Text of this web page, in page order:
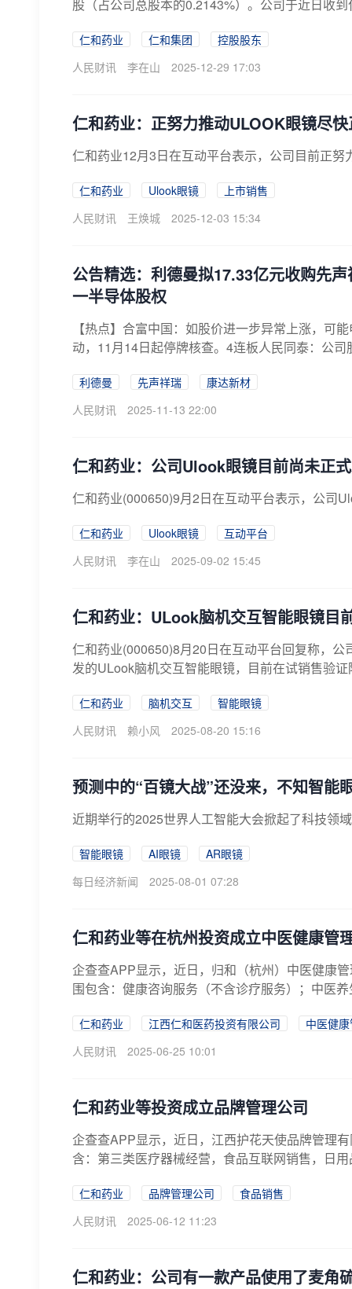
股（占公司总股本的0.2143%）。公司于近日收
仁和药业 仁和集团
控股股东
人民财讯
李在山 2025-12-29 17:03
仁和药业：正努力推动ULOOK眼镜尽
仁和药业12月3日在互动平台表示，公司目前正
仁和药业 Ulook眼镜
上市销售
人民财讯
王焕城 2025-12-03 15:34
公告精选：利德曼拟17.33亿元收购先
一半导体股权
【热点】合富中国：如股价进一步异常上涨，可
动，11月14日起停牌核查。4连板人民同泰：公
利德曼 先声祥瑞
康达新材
人民财讯
2025-11-13 22:00
仁和药业：公司Ulook眼镜目前尚未正
仁和药业(000650)9月2日在互动平台表示，公司
仁和药业 Ulook眼镜
互动平台
人民财讯
李在山 2025-09-02 15:45
仁和药业：ULook脑机交互智能眼镜目
仁和药业(000650)8月20日在互动平台回复称，
发的ULook脑机交互智能眼镜，目前在试销售验
仁和药业 脑机交互
智能眼镜
人民财讯
赖小风 2025-08-20 15:16
预测中的“百镜大战”还没来，不知智能
近期举行的2025世界人工智能大会掀起了科技领
智能眼镜 AI眼镜
AR眼镜
每日经济新闻
2025-08-01 07:28
仁和药业等在杭州投资成立中医健康管
企查查APP显示，近日，归和（杭州）中医健康
围包含：健康咨询服务（不含诊疗服务）；中医
仁和药业 江西仁和医药投资有限公司
中医健
人民财讯
2025-06-25 10:01
仁和药业等投资成立品牌管理公司
企查查APP显示，近日，江西护花天使品牌管理
含：第三类医疗器械经营，食品互联网销售，日
仁和药业 品牌管理公司
食品销售
人民财讯
2025-06-12 11:23
仁和药业：公司有一款产品使用了麦角